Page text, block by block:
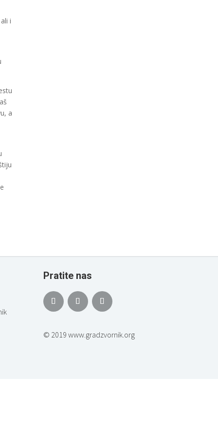
i
a
Pratite nas
© 2019 www.gradzvornik.org